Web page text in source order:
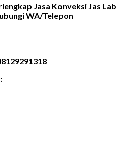
Jasa Konveksi Jas Lab
WA/Telepon